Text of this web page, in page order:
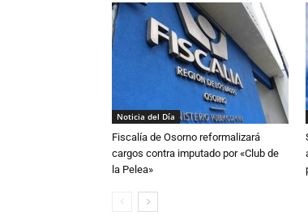
Noticia del Día
Fiscalía de Osorno reformalizará
cargos contra imputado por «Club de
la Pelea»